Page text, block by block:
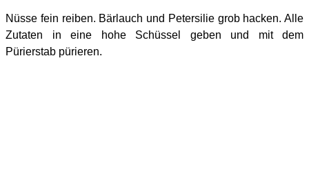
Nüsse fein reiben. Bärlauch und Petersilie grob hacken. Alle
Zutaten in eine hohe Schüssel geben und mit dem
Pürierstab pürieren.